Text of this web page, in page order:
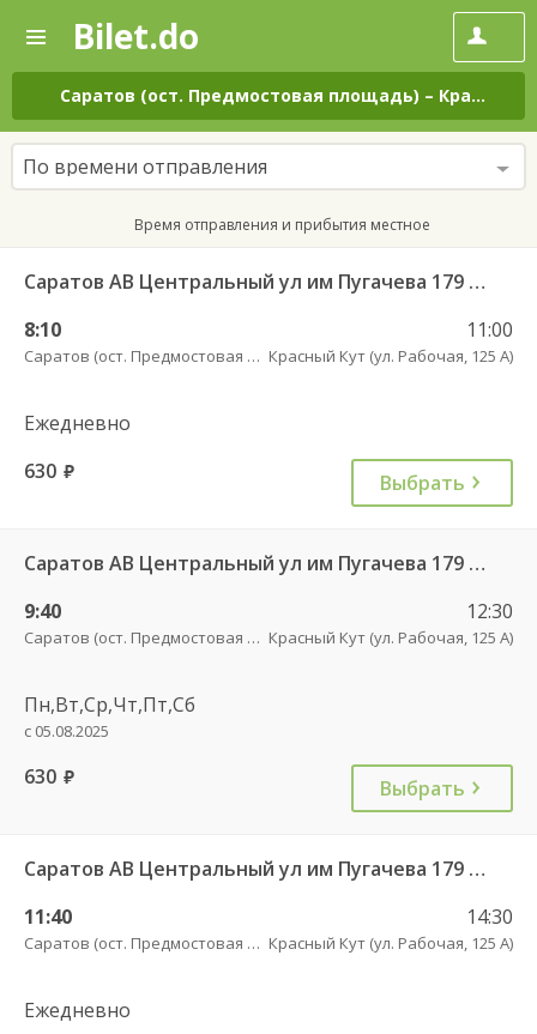
—
Поиск
и
покупка
билетов
на
автобус
онлайн
Bilet.do
Саратов (ост. Предмостовая площадь) – Красный Кут (ул. Рабочая, 125 А)
По времени отправления
Время отправления и прибытия местное
Саратов АВ Центральный ул им Пугачева 179 А — Красный Кут (ул Рабочая 125 А) 622
8:10
Саратов (ост. Предмостовая площадь)
11:00
Красный Кут (ул. Рабочая, 125 А)
Ежедневно
630 руб. Выбрать
Саратов АВ Центральный ул им Пугачева 179 А — Красный Кут (ул Рабочая 125 А) 622
9:40
Саратов (ост. Предмостовая площадь)
12:30
Красный Кут (ул. Рабочая, 125 А)
Пн,Вт,Ср,Чт,Пт,Сб
с 05.08.2025
630 руб. Выбрать
Саратов АВ Центральный ул им Пугачева 179 А — Красный Кут (ул Рабочая 125 А) 622
11:40
Саратов (ост. Предмостовая площадь)
14:30
Красный Кут (ул. Рабочая, 125 А)
Ежедневно